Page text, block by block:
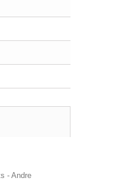
- Andre